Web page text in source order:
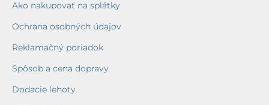
Ako nakupovať na splátky
Ochrana osobných údajov
Reklamačný poriadok
Spôsob a cena dopravy
Dodacie lehoty